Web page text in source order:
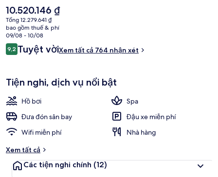
mặt và liệu pháp Ayurveda. La Citronnelle, một trong 7 nhà hàng,
chuyên về món địa phương và quốc tế và phục vụ bữa sáng cùng
bữa tối. Resort sang trọng này cung cấp những tiện nghi nổi bật
khác như 2 quán bar cạnh hồ bơi, xưởng rượu vang và sân golf. Du
khách đánh giá cao nhân viên nhiệt tình và vị trí gần bãi biển.
Giá
hiện
tại
là
10.520.146 ₫
10.520.146 ₫
Tổng 12.279.641 ₫
bao gồm thuế & phí
09/08 - 10/08
Nhận
xét
9,29,2 trên 10,
Tuyệt vờiXem tất cả 764 nhận xét
Tiện nghi, dịch vụ nổi bật
Hồ bơi
Spa
Đưa đón sân bay
Đậu xe miễn phí
Wifi miễn phí
Nhà hàng
Xem tất cả
Các tiện nghi chính (12)